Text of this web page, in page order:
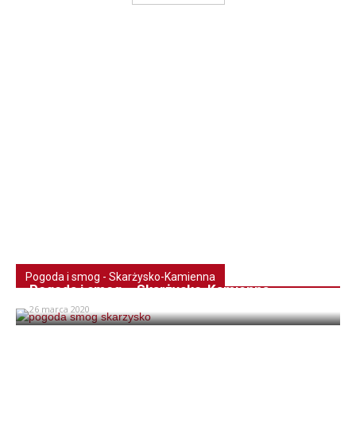
Pogoda i smog - Skarżysko-Kamienna
Pogoda i smog – Skarżysko-Kamienna
26 marca 2020